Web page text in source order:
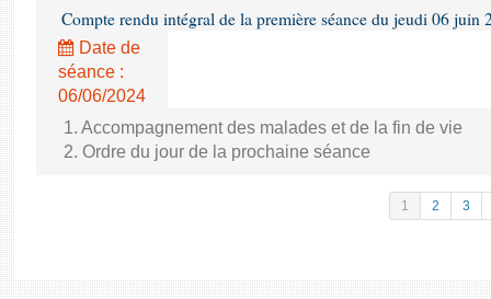
Compte rendu intégral de la première séance du jeudi 06 juin
Date de
séance :
06/06/2024
1. Accompagnement des malades et de la fin de vie
2. Ordre du jour de la prochaine séance
1 2 3